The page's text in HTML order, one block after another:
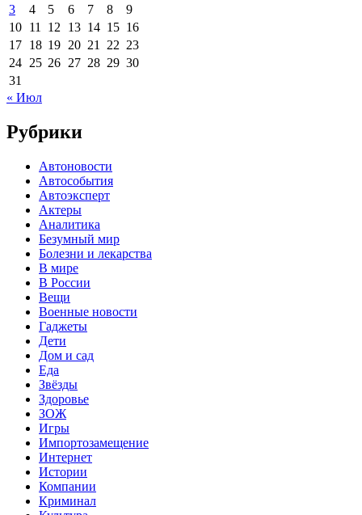
3
4 5 6 7 8
9
10 11 12 13 14 15 16
17 18 19 20 21 22 23
24 25 26 27 28 29 30
31
« Июл
Рубрики
Автоновости
Автособытия
Автоэксперт
Актеры
Аналитика
Безумный мир
Болезни и лекарства
В мире
В России
Вещи
Военные новости
Гаджеты
Дети
Дом и сад
Еда
Звёзды
Здоровье
ЗОЖ
Игры
Импортозамещение
Интернет
Истории
Компании
Криминал